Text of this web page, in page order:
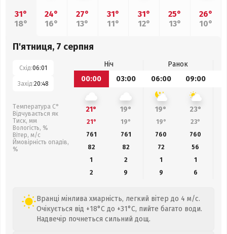
31°
18°
24°
16°
27°
13°
31°
11°
31°
12°
25°
13°
26°
10°
П'ятниця, 7 серпня
Схід:06:01
Захід:20:48
Температура С°
Відчувається як
Тиск, мм
Вологість, %
Вітер, м/с
Ймовірність опадів,
%
Ніч
Ранок
00:00
03:00 06:00 09:00
21° 19° 19° 23°
21° 19° 19° 23°
761
761 760 760
82
82 72 56
1
2 1
1
2
9 9 6
Вранці мінлива хмарність, легкий вітер до 4 м/с.
Очікується від +18°C до +31°C, пийте багато води.
Надвечір почнеться сильний дощ.